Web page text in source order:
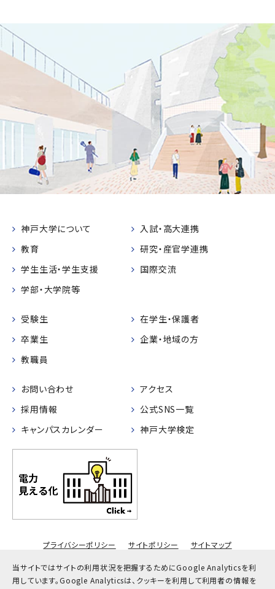
当サイトではサイトの利用状況を把握するためにGoogle Analyticsを利
用しています。Google Analyticsは、クッキーを利用して利用者の情報を
神戸大学について
入試・高大連携
教育
研究・産官学連携
学生生活・学生支援
国際交流
学部・大学院等
受験生
在学生・保護者
卒業生
企業・地域の方
教職員
お問い合わせ
アクセス
採用情報
公式SNS一覧
キャンパスカレンダー
神戸大学検定
プライバシーポリシー サイトポリシー サイトマップ
© Kobe University